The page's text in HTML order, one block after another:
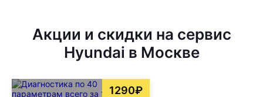
Акции и скидки на сервис
Hyundai в Москве
1290₽